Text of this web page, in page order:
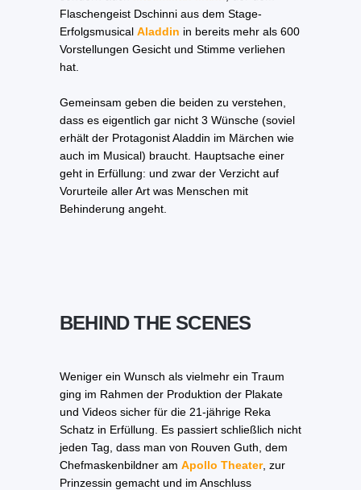
Flaschengeist Dschinni aus dem Stage-
Erfolgsmusical Aladdin in bereits mehr als 600
Vorstellungen Gesicht und Stimme verliehen
hat.
Gemeinsam geben die beiden zu verstehen,
dass es eigentlich gar nicht 3 Wünsche (soviel
erhält der Protagonist Aladdin im Märchen wie
auch im Musical) braucht. Hauptsache einer
geht in Erfüllung: und zwar der Verzicht auf
Vorurteile aller Art was Menschen mit
Behinderung angeht.
BEHIND THE SCENES
Weniger ein Wunsch als vielmehr ein Traum
ging im Rahmen der Produktion der Plakate
und Videos sicher für die 21-jährige Reka
Schatz in Erfüllung. Es passiert schließlich nicht
jeden Tag, dass man von Rouven Guth, dem
Chefmaskenbildner am Apollo Theater, zur
Prinzessin gemacht und im Anschluss